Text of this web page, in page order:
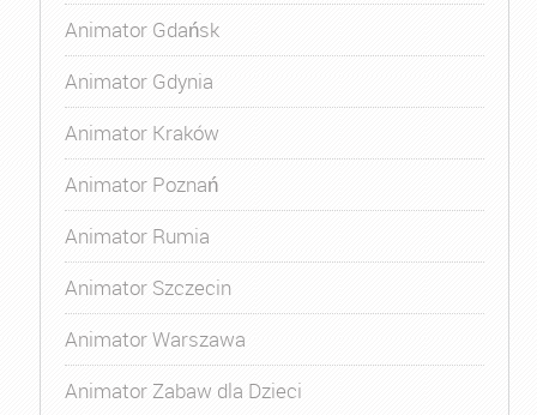
Animator Gdańsk
Animator Gdynia
Animator Kraków
Animator Poznań
Animator Rumia
Animator Szczecin
Animator Warszawa
Animator Zabaw dla Dzieci